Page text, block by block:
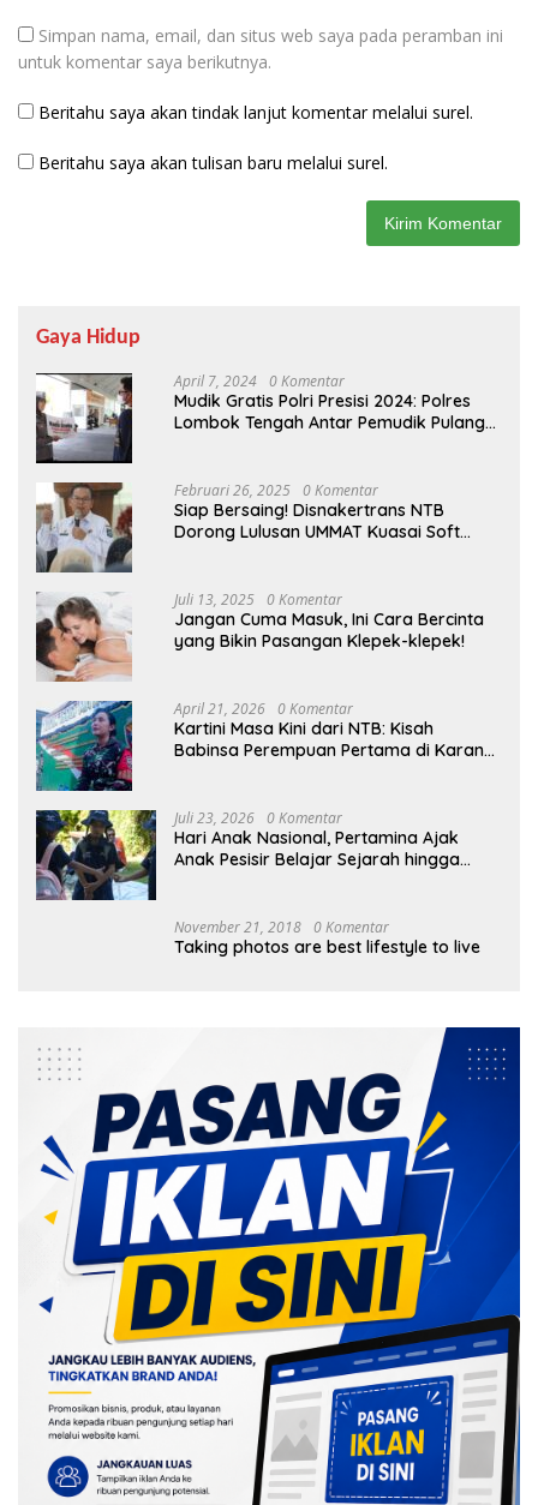
Simpan nama, email, dan situs web saya pada peramban ini
untuk komentar saya berikutnya.
Beritahu saya akan tindak lanjut komentar melalui surel.
Beritahu saya akan tulisan baru melalui surel.
Gaya Hidup
April 7, 2024 0 Komentar
Mudik Gratis Polri Presisi 2024: Polres
Lombok Tengah Antar Pemudik Pulang
Februari 26, 2025 0 Komentar
Siap Bersaing! Disnakertrans NTB
Dorong Lulusan UMMAT Kuasai Soft
Juli 13, 2025 0 Komentar
Jangan Cuma Masuk, Ini Cara Bercinta
yang Bikin Pasangan Klepek-klepek!
April 21, 2026 0 Komentar
Kartini Masa Kini dari NTB: Kisah
Babinsa Perempuan Pertama di Karang
Juli 23, 2026 0 Komentar
Hari Anak Nasional, Pertamina Ajak
Anak Pesisir Belajar Sejarah hingga
November 21, 2018 0 Komentar
Taking photos are best lifestyle to live